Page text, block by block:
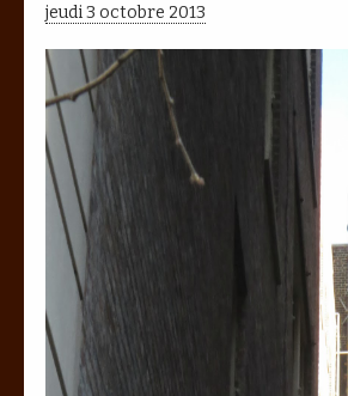
jeudi 3 octobre 2013